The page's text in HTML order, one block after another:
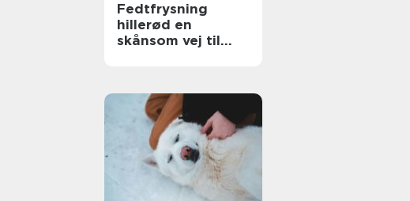
Fedtfrysning
hillerød en
skånsom vej til